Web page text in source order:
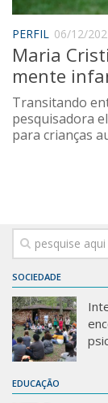
PERFIL 06/12/
Maria
mente
Transitando
pesquisadora
para crianças
SOCIEDADE
EDUCAÇÃO